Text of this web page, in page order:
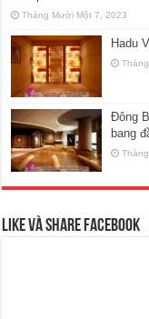
Tháng Mười Một 7, 2023
Hadu
Đông
bang
Like và Share Facebook